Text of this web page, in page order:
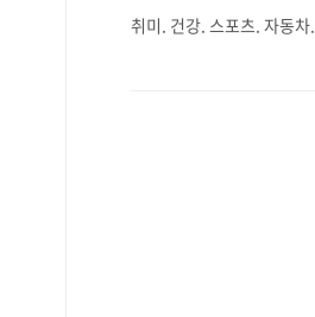
취미. 건강. 스포츠. 자동차.